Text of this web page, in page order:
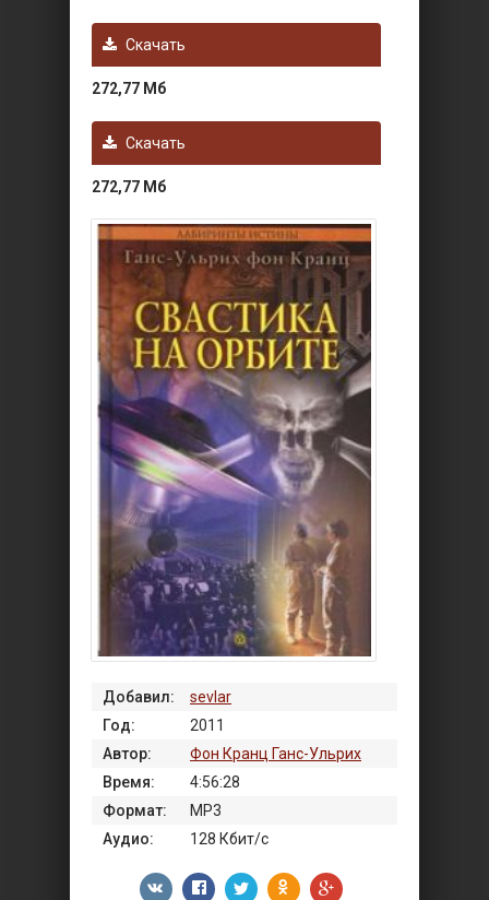
Скачать
272,77 Мб
Скачать
272,77 Мб
Добавил:
sevlar
Год:
2011
Автор:
Фон Кранц Ганс-Ульрих
Время:
4:56:28
Формат:
MP3
Аудио:
128 Кбит/с